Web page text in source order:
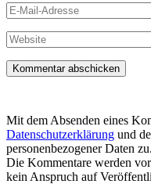
E-
Mail-
Adresse
Website
Mit dem Absenden eines
Datenschutzerklärung und
personenbezogener Daten zu.
Die Kommentare werden
kein Anspruch auf